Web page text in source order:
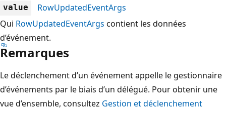
value
RowUpdatedEventArgs
Qui RowUpdatedEventArgs contient les données
d’événement.
Remarques
Le déclenchement d’un événement appelle le gestionnaire
d’événements par le biais d’un délégué. Pour obtenir une
vue d’ensemble, consultez Gestion et déclenchement